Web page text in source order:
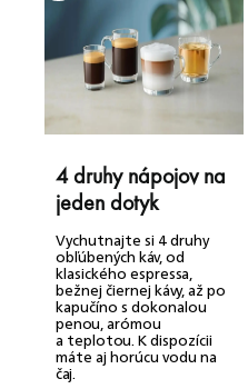
4 druhy nápojov na
jeden dotyk
Vychutnajte si 4 druhy
obľúbených káv, od
klasického espressa,
bežnej čiernej kávy, až po
kapučíno s dokonalou
penou, arómou
a teplotou. K dispozícii
máte aj horúcu vodu na
čaj.